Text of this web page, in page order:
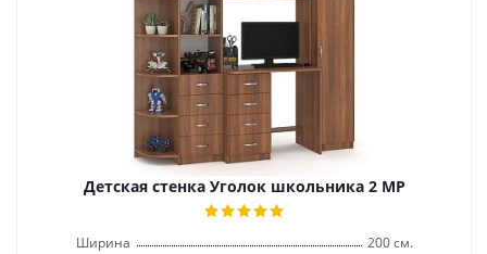
Детская стенка Уголок школьника 2 МР
Ширина
200 см.